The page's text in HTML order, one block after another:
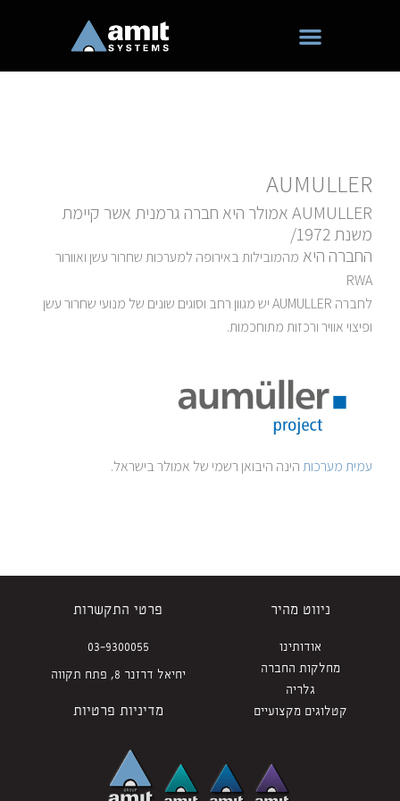
AUMULLER
AUMULLER אמולר היא חברה גרמנית אשר קיימת
משנת 1972/
החברה היא מהמובילות באירופה למערכות שחרור עשן ואוורור
RWA
לחברה AUMULLER יש מגוון רחב וסוגים שונים של מנועי שחרור עשן
ופיצוי אוויר ורכזות מתוחכמות.
עמית מערכותהינה היבואן רשמי של אמולר בישראל.
ניווט מהיר
אודותינו
מחלקות החברה
גלריה
קטלוגים מקצועיים
פרטי התקשרות
03-9300055
יחיאל דרזנר 8, פתח תקווה
מדיניות פרטיות